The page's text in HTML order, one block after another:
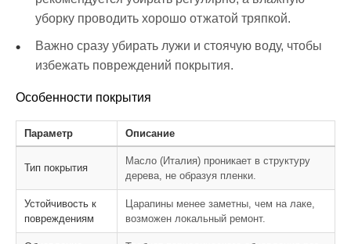
уборку проводить хорошо отжатой тряпкой.
Важно сразу убирать лужи и стоячую воду, чтобы
избежать повреждений покрытия.
Особенности покрытия
Параметр Описание
Тип покрытия
Масло (Италия) проникает в структуру
дерева, не образуя пленки.
Устойчивость к
повреждениям
Царапины менее заметны, чем на лаке,
возможен локальный ремонт.